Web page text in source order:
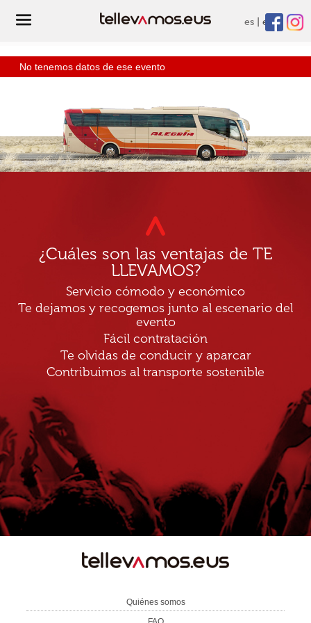
es eu
No tenemos datos de ese evento
¿Cuáles son las ventajas de TE
LLEVAMOS?
Servicio cómodo y económico
Te dejamos y recogemos junto al escenario del
evento
Fácil contratación
Te olvidas de conducir y aparcar
Contribuimos al transporte sostenible
Quiénes somos